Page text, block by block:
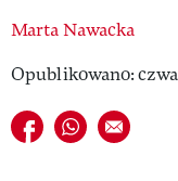
Marta Nawacka
Opublikowano:
Udostępnij na
Udostępnij na
E-mail do